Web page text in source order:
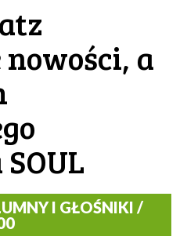
a
I GŁOŚNIKI /